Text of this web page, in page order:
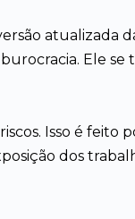
atualizada
Ele se
Isso é feito
dos